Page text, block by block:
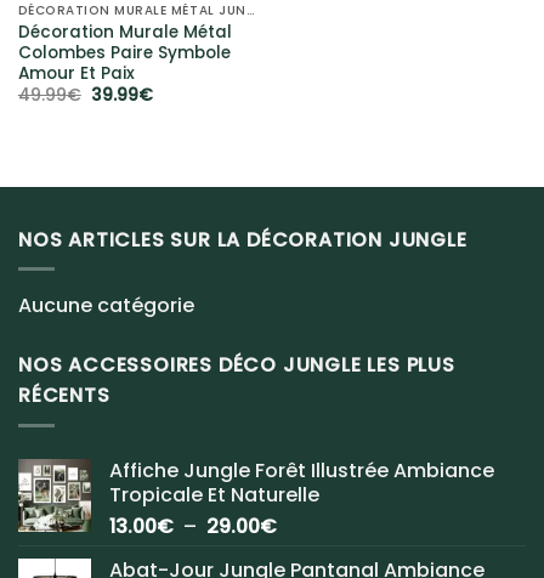
DÉCORATION MURALE MÉTAL JUNGLE
Décoration Murale Métal
Colombes Paire Symbole
Amour Et Paix
49.99€ Le
39.99€Le
NOS ARTICLES SUR LA DÉCORATION JUNGLE
Aucune catégorie
NOS ACCESSOIRES DÉCO JUNGLE LES PLUS
RÉCENTS
Affiche Jungle Forêt Illustrée Ambiance
Tropicale Et Naturelle
13.00€ – 29.00€Plage
Abat-Jour Jungle Pantanal Ambiance